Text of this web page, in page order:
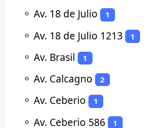
⚬ Av. 18 de Julio 1
⚬ Av. 18 de Julio 1213 1
⚬ Av. Brasil 1
⚬ Av. Calcagno 2
⚬ Av. Ceberio 1
⚬ Av. Ceberio 586 1